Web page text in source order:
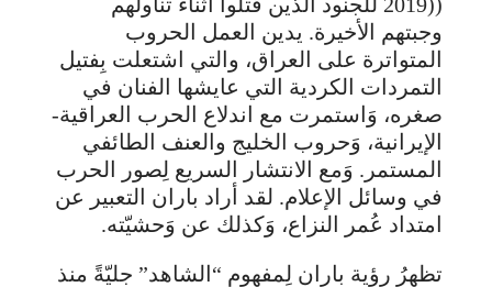
وجبتهم الأخيرة. يدين العمل الحروب
المتواترة على العراق، والتي اشتعلت بِفتيل
التمردات الكردية التي عايشها الفنان في
صغره، وَاستمرت مع اندلاع الحرب العراقية-
الإيرانية، وَحروب الخليج والعنف الطائفي
المستمر. وَمع الانتشار السريع لِصور الحرب
في وسائل الإعلام. لقد أراد باران التعبير عن
امتداد عُمر النزاع، وَكذلك عن وَحشيّته.
تظهرُ رؤية باران لِمفهوم “الشاهد” جليّةً منذ